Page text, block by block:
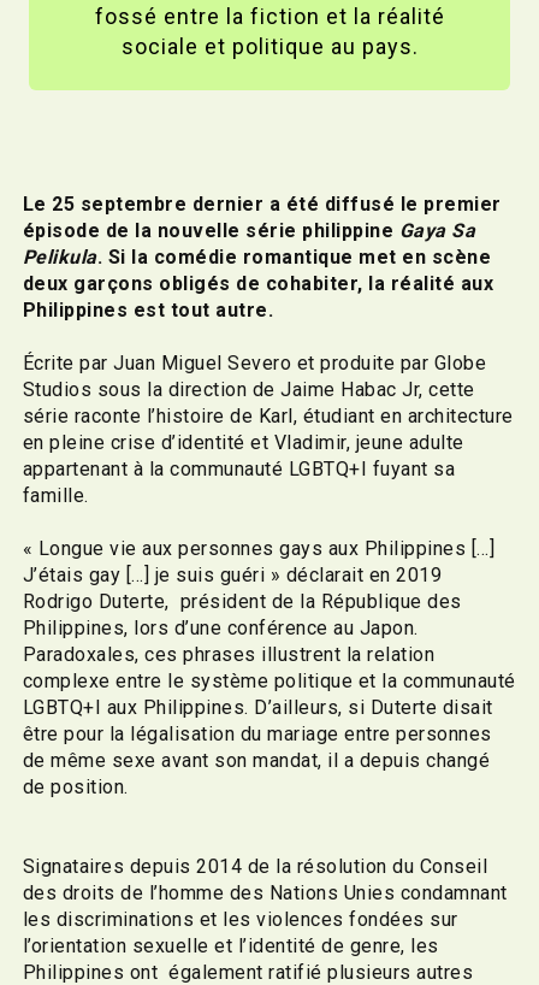
fossé entre la fiction et la réalité
sociale et politique au pays.
Le 25 septembre dernier a été diffusé le premier
épisode de la nouvelle série philippine Gaya Sa
Pelikula. Si la comédie romantique met en scène
deux garçons obligés de cohabiter, la réalité aux
Philippines est tout autre.
Écrite par Juan Miguel Severo et produite par Globe
Studios sous la direction de Jaime Habac Jr, cette
série raconte l’histoire de Karl, étudiant en architecture
en pleine crise d’identité et Vladimir, jeune adulte
appartenant à la communauté LGBTQ+I fuyant sa
famille.
« Longue vie aux personnes gays aux Philippines […]
J’étais gay […] je suis guéri » déclarait en 2019
Rodrigo Duterte, président de la République des
Philippines, lors d’une conférence au Japon.
Paradoxales, ces phrases illustrent la relation
complexe entre le système politique et la communauté
LGBTQ+I aux Philippines. D’ailleurs, si Duterte disait
être pour la légalisation du mariage entre personnes
de même sexe avant son mandat, il a depuis changé
de position.
Signataires depuis 2014 de la résolution du Conseil
des droits de l’homme des Nations Unies condamnant
les discriminations et les violences fondées sur
l’orientation sexuelle et l’identité de genre, les
Philippines ont également ratifié plusieurs autres